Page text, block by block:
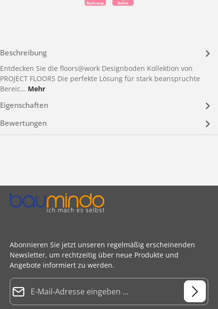
Beschreibung
Entdecken Sie die floors@work Designboden Kollektion von
PROJECT FLOORS Die perfekte Lösung für stark beanspruchte
Bereic… Mehr
Eigenschaften
Bewertungen
Abonnieren Sie jetzt unseren regelmäßig erscheinenden
Newsletter, um rechtzeitig über neue Produkte und
Angebote informiert zu werden.
E-Mail-Adresse*